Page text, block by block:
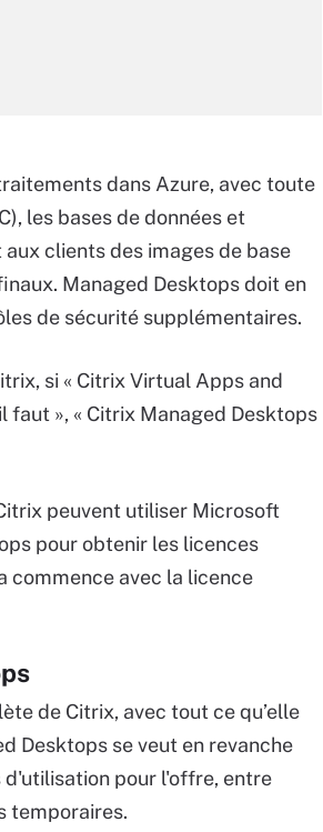
dans Azure, avec toute
les bases de données et
clients des images de base
Managed Desktops doit en
de sécurité supplémentaires.
si « Citrix Virtual Apps and
faut », « Citrix Managed Desktops
peuvent utiliser Microsoft
pour obtenir les licences
commence avec la licence
de Citrix, avec tout ce qu’elle
Desktops se veut en revanche
d'utilisation pour l'offre, entre
temporaires.